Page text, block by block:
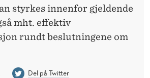
styrkes innenfor gjeldende
mht. effektiv
rundt beslutningene om
Del på Twitter